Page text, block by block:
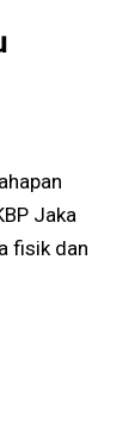
Jaka
fisik dan